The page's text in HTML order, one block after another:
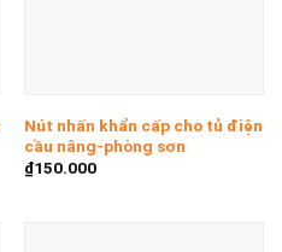
Nút nhấn khẩn cấp cho tủ điện
cầu nâng-phòng sơn
₫150.000